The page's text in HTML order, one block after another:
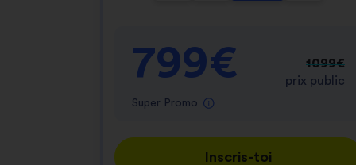
799€
Super Promo
1099€
prix public
Inscris-toi